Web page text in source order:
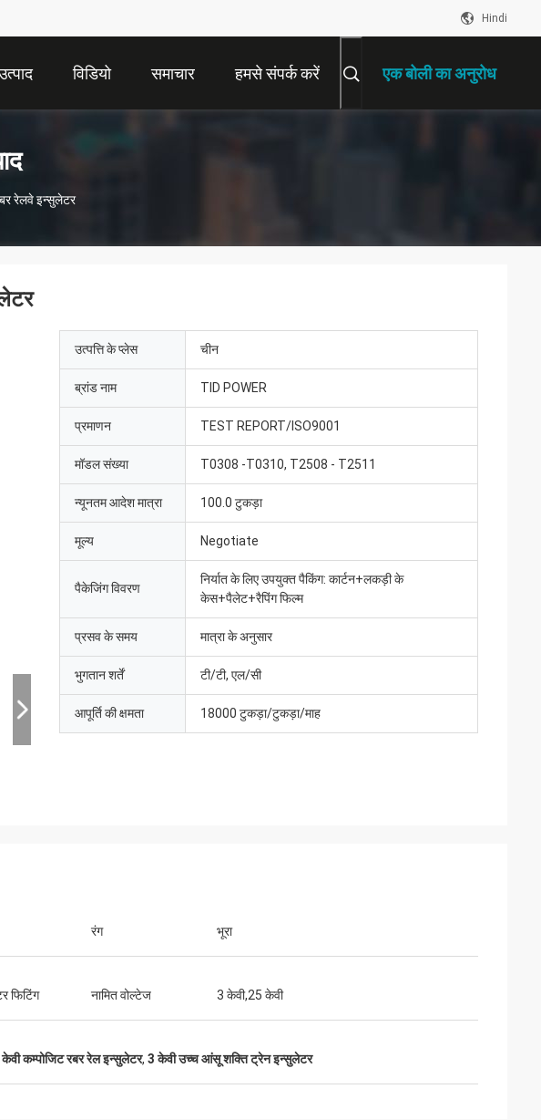
Hindi
विडियो समाचार हमसे संपर्क करें एक बोली का अनुरोध
रेलवे इन्सुलेटर
उत्पत्ति के प्लेस चीन
ब्रांड नाम TID POWER
प्रमाणन TEST REPORT/ISO9001
मॉडल संख्या T0308 -T0310, T2508 - T2511
न्यूनतम आदेश मात्रा 100.0 टुकड़ा
मूल्य Negotiate
पैकेजिंग विवरण
निर्यात के लिए उपयुक्त पैकिंग: कार्टन+लकड़ी के
केस+पैलेट+रैपिंग फिल्म
प्रसव के समय मात्रा के अनुसार
भुगतान शर्तें टी/टी, एल/सी
आपूर्ति की क्षमता 18000 टुकड़ा/टुकड़ा/माह
रंग भूरा
फिटिंग नामित वोल्टेज 3 केवी,25 केवी
कम्पोजिट रबर रेल इन्सुलेटर, 3 केवी उच्च आंसू शक्ति ट्रेन इन्सुलेटर